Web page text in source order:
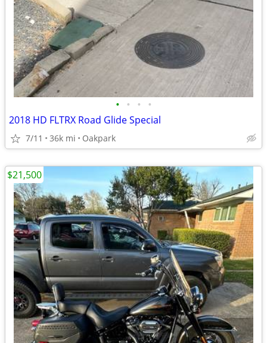
• • • •
2018 HD FLTRX Road Glide Special
7/11 36k mi Oakpark
$21,500